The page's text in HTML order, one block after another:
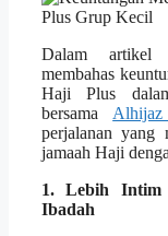
Dalam
membahas
Haji Plus
bersama
perjalanan yang
jamaah Haji
1. Lebih Intim
Ibadah